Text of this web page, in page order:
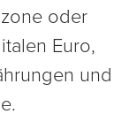
oder
Euro,
und